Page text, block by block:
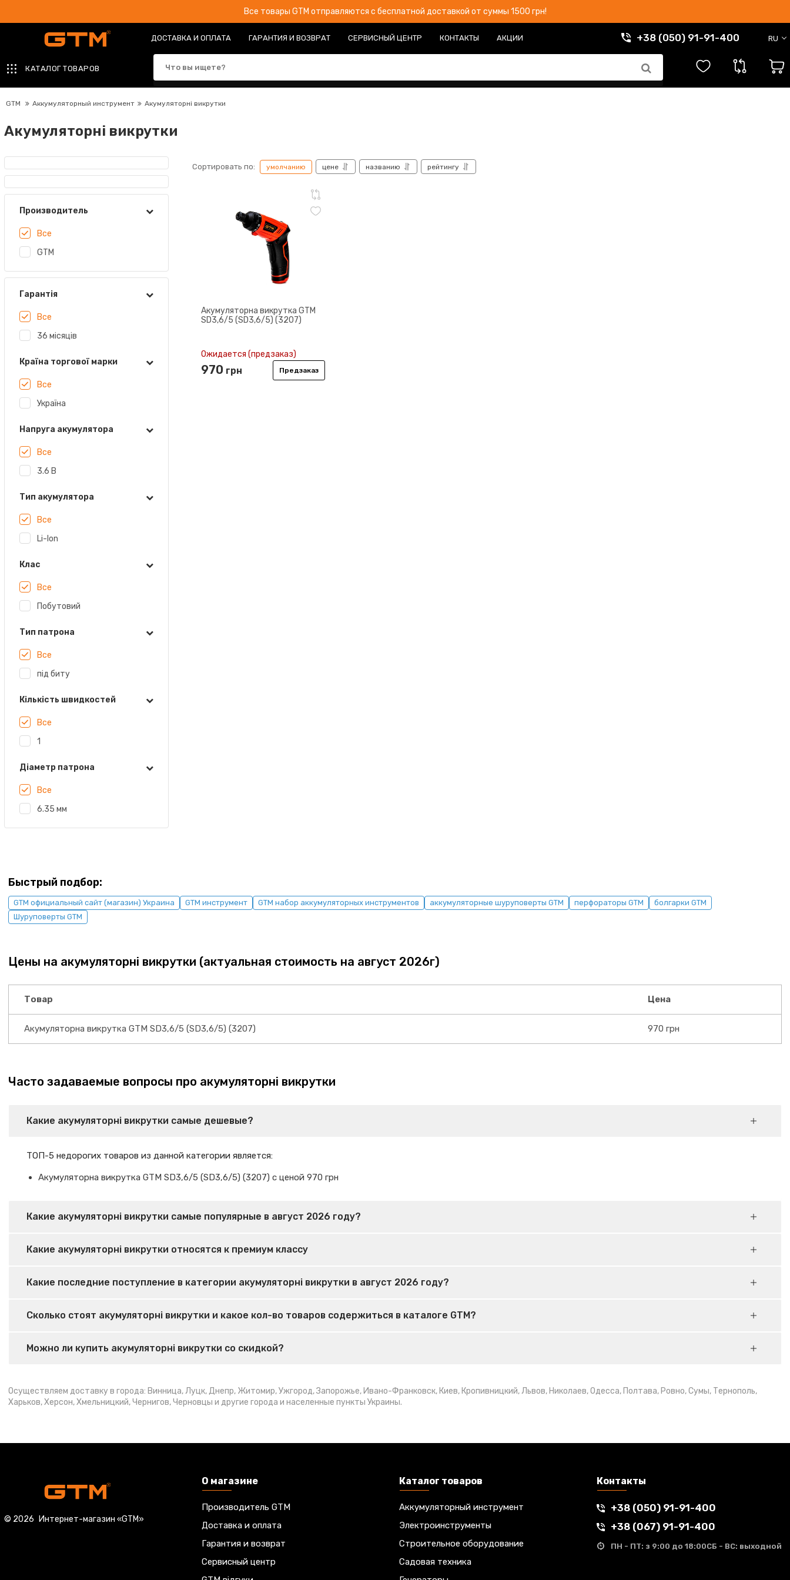
Все товары GTM отправляются с бесплатной доставкой от суммы 1500 грн!
ДОСТАВКА И ОПЛАТА ГАРАНТИЯ И ВОЗВРАТ СЕРВИСНЫЙ ЦЕНТР КОНТАКТЫ АКЦИИ +38 (050) 91-91-400 RU
КАТАЛОГ ТОВАРОВ
GTM Аккумуляторный инструмент Акумуляторні викрутки
Акумуляторні викрутки
Производитель
Все
GTM
Гарантія
Все
36 місяців
Країна торгової марки
Все
Україна
Напруга акумулятора
Все
3.6 В
Тип акумулятора
Все
Li-Ion
Клас
Все
Побутовий
Тип патрона
Все
під биту
Кількість швидкостей
Все
1
Діаметр патрона
Все
6.35 мм
Сортировать по: умолчанию цене названию рейтингу
Акумуляторна викрутка GTM
SD3,6/5 (SD3,6/5) (3207)
Ожидается (предзаказ)
970 грн Предзаказ
Быстрый подбор:
GTM официальный сайт (магазин) Украина GTM инструмент GTM набор аккумуляторных инструментов аккумуляторные шуруповерты GTM перфораторы GTM
болгарки GTM
Шуруповерты GTM
Цены на акумуляторні викрутки (актуальная стоимость на август 2026г)
Товар Цена
Акумуляторна викрутка GTM SD3,6/5 (SD3,6/5) (3207) 970 грн
Часто задаваемые вопросы про акумуляторні викрутки
Какие акумуляторні викрутки самые дешевые?
ТОП-5 недорогих товаров из данной категории является:
Акумуляторна викрутка GTM SD3,6/5 (SD3,6/5) (3207) с ценой 970 грн
Какие акумуляторні викрутки самые популярные в август 2026 году?
Какие акумуляторні викрутки относятся к премиум классу
Какие последние поступление в категории акумуляторні викрутки в август 2026 году?
Сколько стоят акумуляторні викрутки и какое кол-во товаров содержиться в каталоге GTM?
Можно ли купить акумуляторні викрутки со скидкой?
Осуществляем доставку в города: Винница, Луцк, Днепр, Житомир, Ужгород, Запорожье, Ивано-Франковск, Киев, Кропивницкий, Львов, Николаев, Одесса, Полтава, Ровно, Сумы, Тернополь,
Харьков, Херсон, Хмельницкий, Чернигов, Черновцы и другие города и населенные пункты Украины.
© 2026 Интернет-магазин «GTM»
О магазине
Производитель GTM
Доставка и оплата
Гарантия и возврат
Сервисный центр
Каталог товаров
Аккумуляторный инструмент
Электроинструменты
Строительное оборудование
Садовая техника
Контакты
+38 (050) 91-91-400
+38 (067) 91-91-400
ПН - ПТ: з 9:00 до 18:00СБ - ВС: выходной